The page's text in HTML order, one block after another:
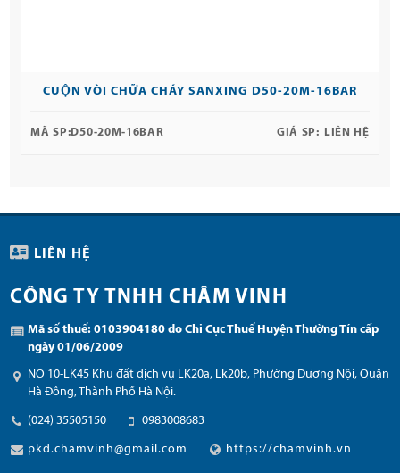
CUỘN VÒI CHỮA CHÁY SANXING D50-20M-16BAR
MÃ SP:D50-20M-16BAR GIÁ SP: LIÊN HỆ
LIÊN HỆ
CÔNG TY TNHH CHÂM VINH
Mã số thuế: 0103904180 do Chi Cục Thuế Huyện Thường Tín cấp
ngày 01/06/2009
NO 10-LK45 Khu đất dịch vụ LK20a, Lk20b, Phường Dương Nội, Quận
Hà Đông, Thành Phố Hà Nội.
(024) 35505150 0983008683
pkd.chamvinh@gmail.com https://chamvinh.vn